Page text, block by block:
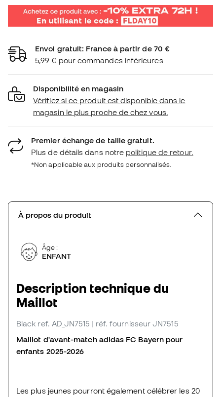
Envoi gratuit: France à partir de 70 €
5,99 € pour commandes inférieures
Disponibilité en magasin
Vérifiez si ce produit est disponible dans le
magasin le plus proche de chez vous.
Premier échange de taille gratuit.
Plus de détails dans notre politique de retour.
*Non applicable aux produits personnalisés.
À propos du produit
Âge :
ENFANT
Description technique du
Maillot
Black ref. AD_JN7515 | réf. fournisseur JN7515
Maillot d'avant-match adidas FC Bayern pour
enfants 2025-2026
Les plus jeunes pourront également célébrer les 20